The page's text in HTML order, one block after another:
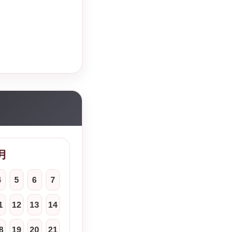
5 6 7
12 13 14
19 20 21